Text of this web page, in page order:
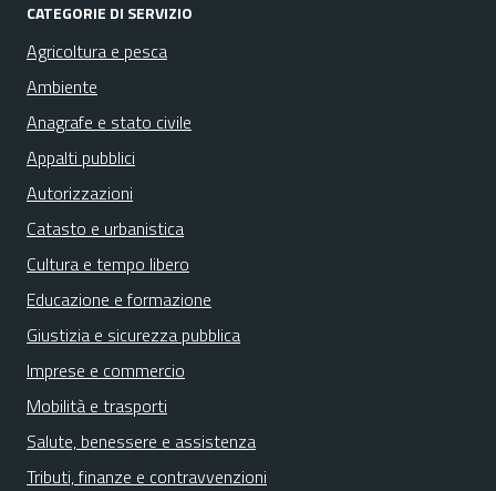
CATEGORIE DI SERVIZIO
Agricoltura e pesca
Ambiente
Anagrafe e stato civile
Appalti pubblici
Autorizzazioni
Catasto e urbanistica
Cultura e tempo libero
Educazione e formazione
Giustizia e sicurezza pubblica
Imprese e commercio
Mobilità e trasporti
Salute, benessere e assistenza
Tributi, finanze e contravvenzioni